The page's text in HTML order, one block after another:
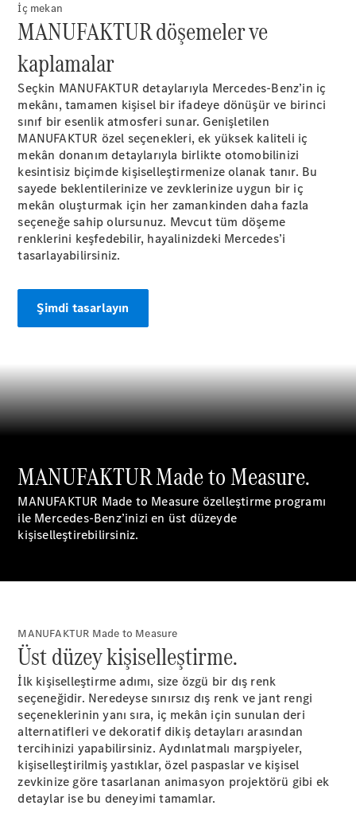
Estate
Tüm Estate
CLA
Shooting
Brake
C-Serisi
Estate
C-Serisi All-
Terrain
Aracını
Tasarla
Test Sürüşü
Kompakt
Hatchback
Test Sürüşü
Coupé
Tüm Coupé
CLE Coupé
Mercedes-
AMG GT
İç mekan
MANUFAKTUR döşemeler ve
kaplamalar
Seçkin MANUFAKTUR detaylarıyla Mercedes-Benz’in iç
mekânı, tamamen kişisel bir ifadeye dönüşür ve birinci
sınıf bir esenlik atmosferi sunar. Genişletilen
MANUFAKTUR özel seçenekleri, ek yüksek kaliteli iç
mekân donanım detaylarıyla birlikte otomobilinizi
kesintisiz biçimde kişiselleştirmenize olanak tanır. Bu
sayede beklentilerinize ve zevklerinize uygun bir iç
mekân oluşturmak için her zamankinden daha fazla
seçeneğe sahip olursunuz. Mevcut tüm döşeme
renklerini keşfedebilir, hayalinizdeki Mercedes’i
tasarlayabilirsiniz.
Şimdi tasarlayın
MANUFAKTUR Made to Measure.
MANUFAKTUR Made to Measure özelleştirme programı
ile Mercedes-Benz’inizi en üst düzeyde
kişiselleştirebilirsiniz.
MANUFAKTUR Made to Measure
Üst düzey kişiselleştirme.
İlk kişiselleştirme adımı, size özgü bir dış renk
seçeneğidir. Neredeyse sınırsız dış renk ve jant rengi
seçeneklerinin yanı sıra, iç mekân için sunulan deri
alternatifleri ve dekoratif dikiş detayları arasından
tercihinizi yapabilirsiniz. Aydınlatmalı marşpiyeler,
kişiselleştirilmiş yastıklar, özel paspaslar ve kişisel
zevkinize göre tasarlanan animasyon projektörü gibi ek
detaylar ise bu deneyimi tamamlar.